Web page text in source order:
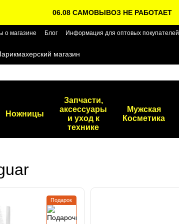
06.08 САМОВЫВОЗ НЕ РАБОТАЕТ
о магазине Блог Информация для оптовых покупателей
магазин
Ножницы
Запчасти,
аксессуары
и уход к
технике
Мужская
Косметика
Подарок